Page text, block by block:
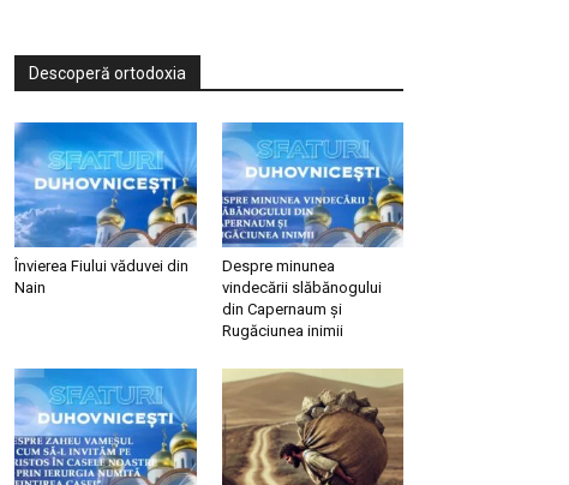
Descoperă ortodoxia
Învierea Fiului văduvei din
Nain
Despre minunea
vindecării slăbănogului
din Capernaum și
Rugăciunea inimii